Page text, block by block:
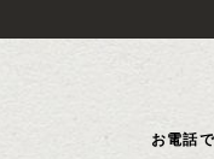
お電話